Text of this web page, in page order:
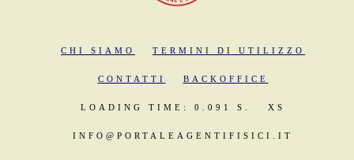
CHI SIAMO TERMINI DI UTILIZZO
CONTATTI BACKOFFICE
LOADING TIME: 0.091 S. XS
INFO@PORTALEAGENTIFISICI.IT